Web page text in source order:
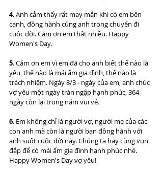
4. Anh cảm thấy rất may mắn khi có em bên
cạnh, đồng hành cùng anh trong chuyến đi
cuộc đời. Cảm ơn em thật nhiều. Happy
Women's Day.
5. Cảm ơn em vì em đã cho anh biết thế nào là
yêu, thế nào là mái ấm gia đình, thế nào là
trách nhiệm. Ngày 8/3 - ngày của em, anh chúc
vợ yêu một ngày tràn ngập hạnh phúc, 364
ngày còn lại trong năm vui vẻ.
6. Em không chỉ là người vợ, người mẹ của các
con anh mà còn là người bạn đồng hành với
anh suốt cuộc đời này. Chúng ta hãy cùng vun
đắp để có mái ấm gia đình hạnh phúc nhé.
Happy Women's Day vợ yêu!